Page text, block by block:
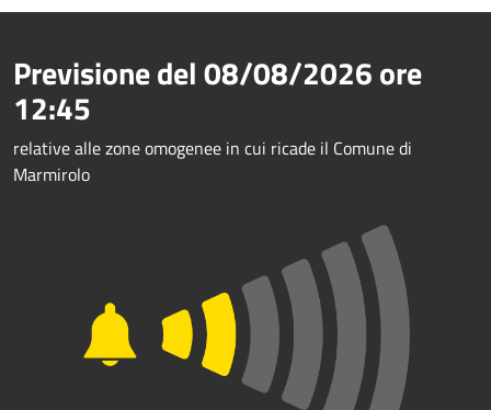
Previsione del08/08/2026ore
12:45
relative alle zone omogenee in cui ricade il Comune di
Marmirolo